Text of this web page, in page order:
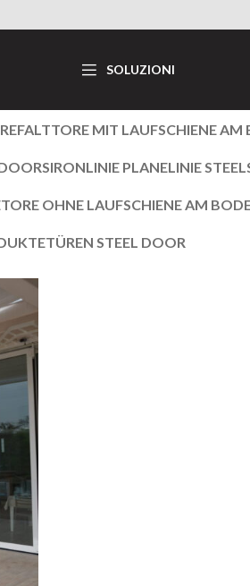
SOLUZIONI
FALTTORE MIT LAUFSCHIENE AM
IRONLINIE PLANELINIE STEEL
OHNE LAUFSCHIENE AM
TÜREN STEEL DOOR